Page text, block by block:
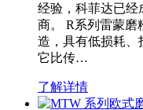
经验，科菲达已经
商。 R系列雷蒙磨
造，具有低损耗、
它比传…
了解详情